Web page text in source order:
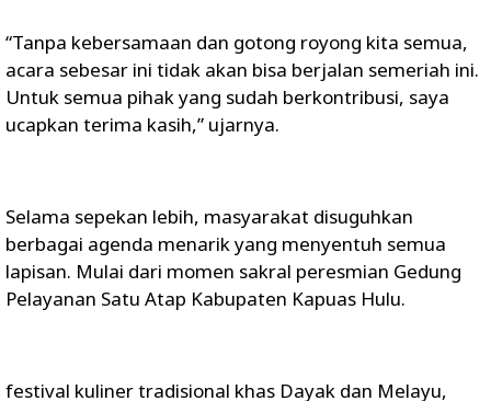
“Tanpa kebersamaan dan gotong royong kita semua,
acara sebesar ini tidak akan bisa berjalan semeriah ini.
Untuk semua pihak yang sudah berkontribusi, saya
ucapkan terima kasih,” ujarnya.
Selama sepekan lebih, masyarakat disuguhkan
berbagai agenda menarik yang menyentuh semua
lapisan. Mulai dari momen sakral peresmian Gedung
Pelayanan Satu Atap Kabupaten Kapuas Hulu.
festival kuliner tradisional khas Dayak dan Melayu,